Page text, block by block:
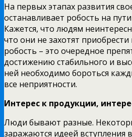
На первых этапах развития
останавливает робость на
Кажется, что людям
что они не захотят
робость – это очередное
достижению стабильного и
ней необходимо бороться
все неприятности.
Интерес к продукции,
Люди бывают разные.
заражаются идеей вступления